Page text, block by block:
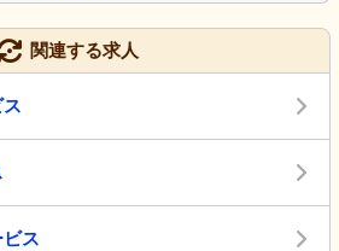
関連する求人
ス